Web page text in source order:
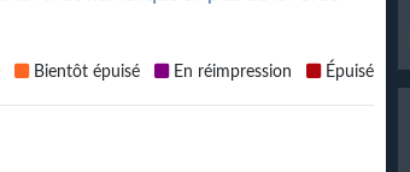
Bientôt épuisé En réimpression Épuisé